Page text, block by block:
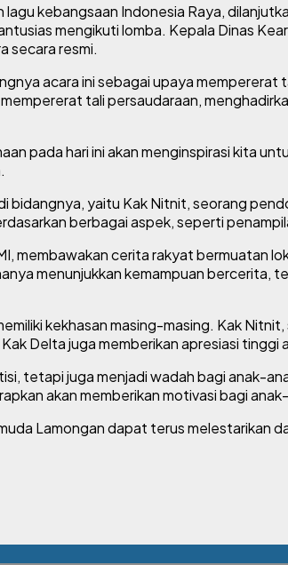
kebangsaan Indonesia Raya,
mengikuti lomba. Kepala Dinas
secara resmi.
acara ini sebagai upaya
tali persaudaraan,
pada hari ini akan menginspirasi kita
yaitu Kak Nitnit, seorang
berbagai aspek, seperti
membawakan cerita rakyat bermuatan
menunjukkan kemampuan bercerita,
kekhasan masing-masing. Kak
Delta juga memberikan apresiasi
tetapi juga menjadi wadah bagi anak-
akan memberikan motivasi bagi
Lamongan dapat terus melestarikan